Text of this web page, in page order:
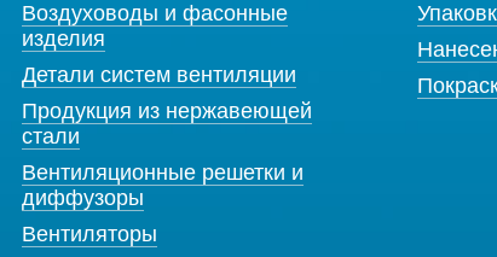
Воздуховоды и фасонные
изделия
Детали систем вентиляции
Продукция из нержавеющей
стали
Вентиляционные решетки и
диффузоры
Вентиляторы